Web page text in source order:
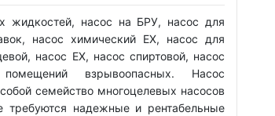
жидкостей, насос на БРУ, насос для
насос химический EX, насос для
насос EX, насос спиртовой, насос
взрывоопасных. Насос
семейство многоцелевых насосов
требуются надежные и рентабельные